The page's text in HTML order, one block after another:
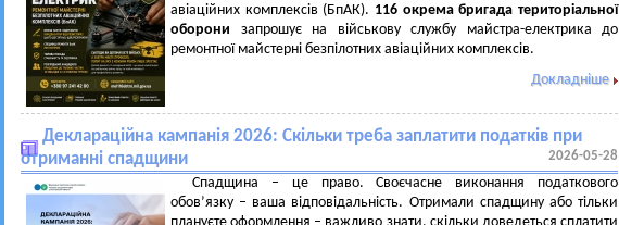
авіаційних комплексів (БпАК). 116 окрема бригада територіальної
оборони запрошує на військову службу майстра-електрика до
ремонтної майстерні безпілотних авіаційних комплексів.
Докладніше
Деклараційна кампанія 2026: Скільки треба заплатити податків при
отриманні спадщини
2026-05-28
Спадщина – це право. Своєчасне виконання податкового
обов’язку – ваша відповідальність. Отримали спадщину або тільки